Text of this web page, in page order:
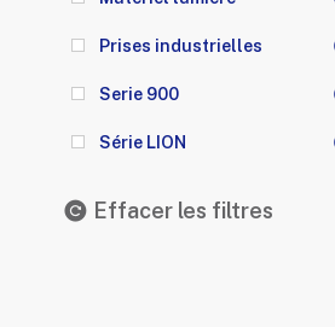
Prises industrielles
Serie 900
Série LION
Effacer les filtres